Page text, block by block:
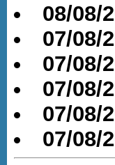
08/08/
07/08/
07/08/
07/08/
07/08/
07/08/